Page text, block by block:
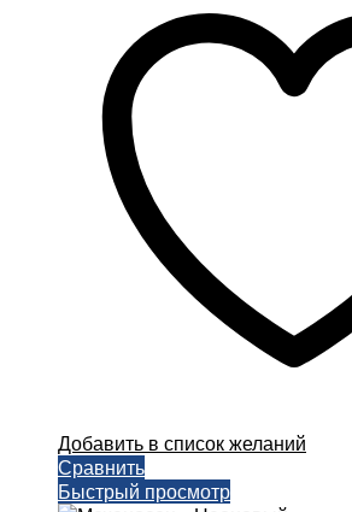
–
720,00 ₽
Добавить в список желаний
Сравнить
Быстрый просмотр